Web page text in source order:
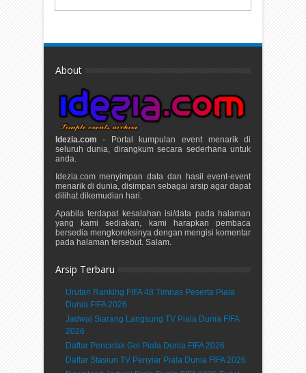
About
Idezia.com - Portal kumpulan event menarik di
seluruh dunia, dirangkum secara sederhana untuk
anda.
Idezia.com menyimpan data dan hasil event-event
menarik di dunia, disimpan sebagai arsip agar dapat
dilihat dikemudian hari.
Apabila terdapat kesalahan isi/data pada halaman
yang kami sediakan, kami harapkan pembaca
bersedia mengkoreksinya dengan mengisi komentar
pada halaman tersebut. Salam.
Arsip Terbaru
Urutan Ranking FIFA 48 Timnas Peserta Piala
Dunia FIFA 2026
Jadwal Siarang Langsung TV Piala Dunia FIFA
2026
Daftar Pencetak Gol Piala Dunia FIFA 2026
Daftar Stasiun TV Penyiar Piala Dunia FIFA 2026